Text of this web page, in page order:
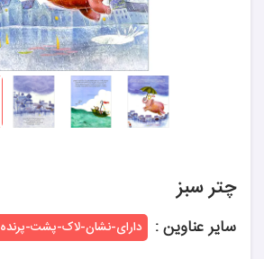
چتر سبز
سایر عناوین : دارای-نشان-لاک-پشت-پرنده